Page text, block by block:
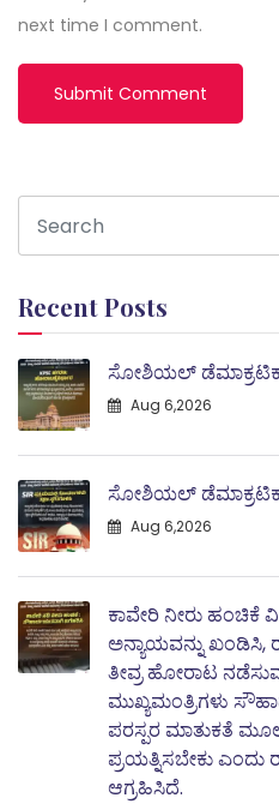
next time I comment.
Recent Posts
ಸೋಶಿಯಲ್
Aug 6,2026
ಸೋಶಿಯಲ್
Aug 6,2026
ಕಾವೇರಿ ನೀರು ಹಂಚಿಕೆ
ಅನ್ಯಾಯವನ್ನು ಖಂಡಿಸಿ,
ತೀವ್ರ ಹೋರಾಟ
ಮುಖ್ಯಮಂತ್ರಿಗಳು
ಪರಸ್ಪರ ಮಾತುಕತೆ
ಪ್ರಯತ್ನಿಸಬೇಕು
ಆಗ್ರಹಿಸಿದೆ.